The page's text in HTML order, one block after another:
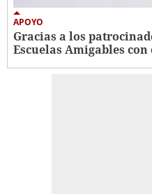
APOYO
Gracias a los
Escuelas Amigables